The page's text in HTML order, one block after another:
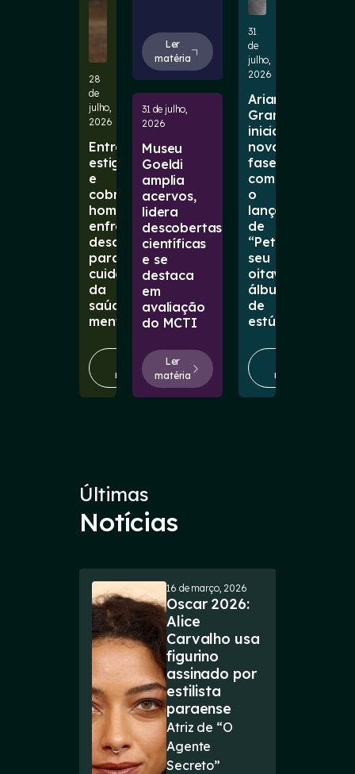
28
de
julho,
2026
Entre
estigmas
e
cobranças,
homens
enfrentam
desafios
para
cuidar
da
saúde
mental
matéria
Ler
matéria
31 de julho,
2026
Museu
Goeldi
amplia
acervos,
lidera
descobertas
científicas
e se
destaca
em
avaliação
do MCTI
Ler
matéria
31
de
julho,
2026
Ariana
Grande
inicia
nova
fase
com
o
lançamento
de
“Petal”,
seu
oitavo
álbum
de
estúdio
matéria
Últimas
Notícias
16 de março, 2026
Oscar 2026:
Alice
Carvalho usa
figurino
assinado por
estilista
paraense
Atriz de “O
Agente
Secreto”